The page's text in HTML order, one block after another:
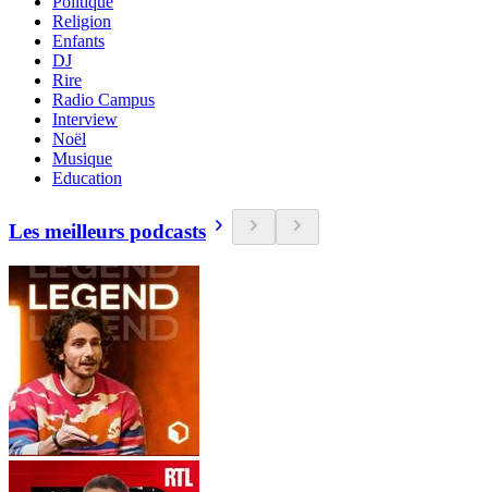
Religion
Enfants
DJ
Rire
Radio Campus
Interview
Noël
Musique
Education
Les meilleurs podcasts